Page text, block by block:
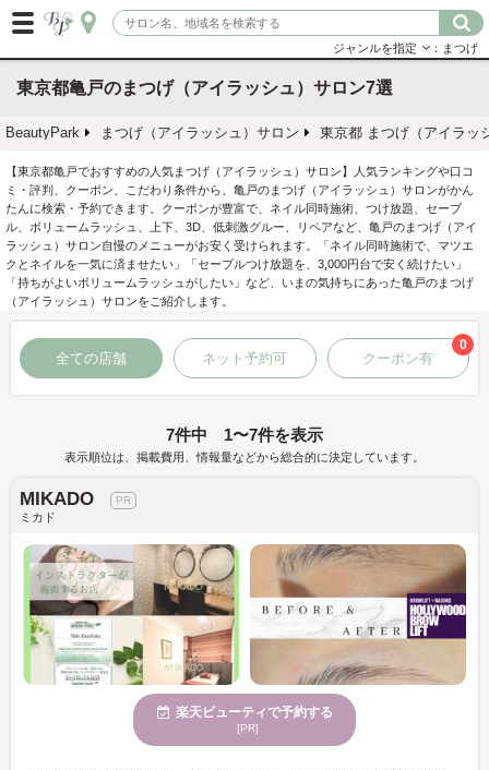
ジャンルを指定 ：まつげ
東京都亀戸のまつげ（アイラッシュ）サロン7選
BeautyPark まつげ（アイラッシュ）サロン 東京都 まつげ（アイラッ
【東京都亀戸でおすすめの人気まつげ（アイラッシュ）サロン】人気ランキングや口コ
ミ・評判、クーポン、こだわり条件から、亀戸のまつげ（アイラッシュ）サロンがかん
たんに検索・予約できます。クーポンが豊富で、ネイル同時施術、つけ放題、セーブ
ル、ボリュームラッシュ、上下、3D、低刺激グルー、リペアなど、亀戸のまつげ（アイ
ラッシュ）サロン自慢のメニューがお安く受けられます。「ネイル同時施術で、マツエ
クとネイルを一気に済ませたい」「セーブルつけ放題を、3,000円台で安く続けたい」
「持ちがよいボリュームラッシュがしたい」など、いまの気持ちにあった亀戸のまつげ
（アイラッシュ）サロンをご紹介します。
全ての店舗 ネット予約可 クーポン有
0
7件中 1〜7件を表示
表示順位は、掲載費用、情報量などから総合的に決定しています。
MIKADO
ミカド
楽天ビューティで予約する
[PR]